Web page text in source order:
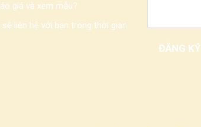
giá và xem mẫu?
liên hệ với bạn trong thời gian